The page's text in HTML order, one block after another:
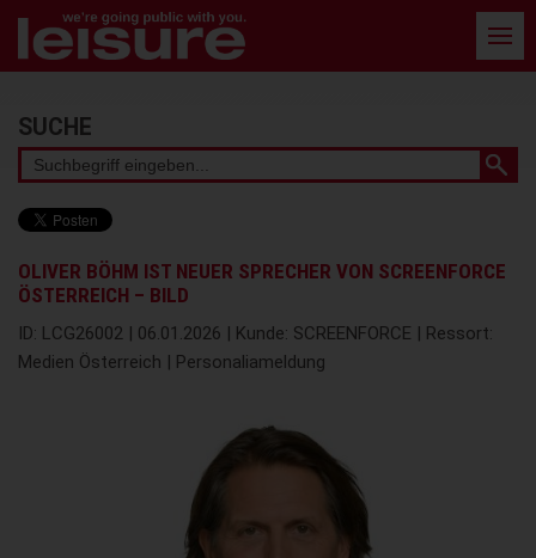
Barrierefreie
Bedienung
der
Stichwortsuche
SUCHE
OLIVER BÖHM IST NEUER SPRECHER VON SCREENFORCE
ÖSTERREICH – BILD
ID: LCG26002 | 06.01.2026 | Kunde: SCREENFORCE | Ressort:
Medien Österreich | Personaliameldung